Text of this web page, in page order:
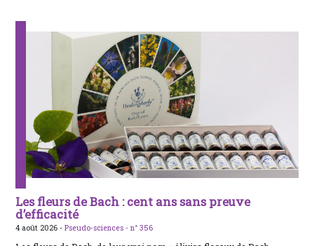
Les fleurs de Bach : cent ans sans preuve
d’efficacité
4 août 2026 -Pseudo-sciences -n° 356